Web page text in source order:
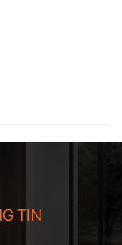
TIN